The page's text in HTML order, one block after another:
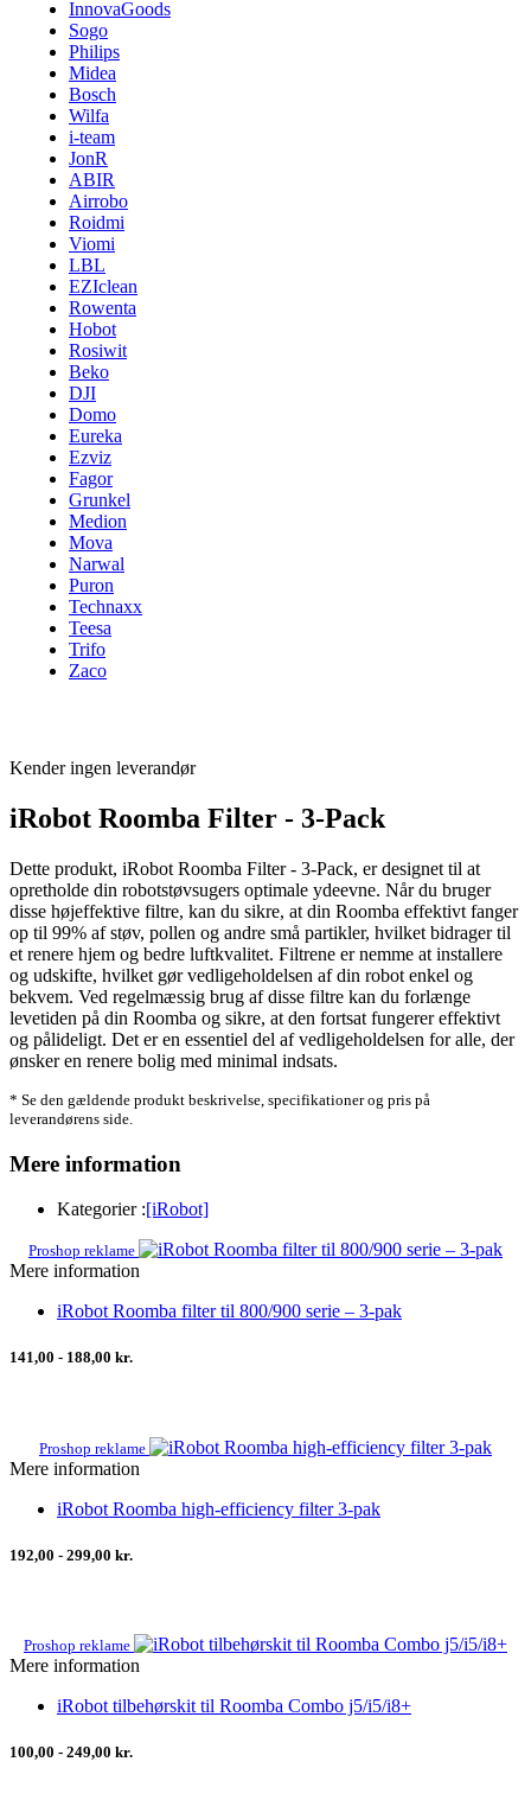
InnovaGoods
Sogo
Philips
Midea
Bosch
Wilfa
i-team
JonR
ABIR
Airrobo
Roidmi
Viomi
LBL
EZIclean
Rowenta
Hobot
Rosiwit
Beko
DJI
Domo
Eureka
Ezviz
Fagor
Grunkel
Medion
Mova
Narwal
Puron
Technaxx
Teesa
Trifo
Zaco
Kender ingen leverandør
iRobot Roomba Filter - 3-Pack
Dette produkt, iRobot Roomba Filter - 3-Pack, er designet til at
opretholde din robotstøvsugers optimale ydeevne. Når du bruger
disse højeffektive filtre, kan du sikre, at din Roomba effektivt fanger
op til 99% af støv, pollen og andre små partikler, hvilket bidrager til
et renere hjem og bedre luftkvalitet. Filtrene er nemme at installere
og udskifte, hvilket gør vedligeholdelsen af din robot enkel og
bekvem. Ved regelmæssig brug af disse filtre kan du forlænge
levetiden på din Roomba og sikre, at den fortsat fungerer effektivt
og pålideligt. Det er en essentiel del af vedligeholdelsen for alle, der
ønsker en renere bolig med minimal indsats.
* Se den gældende produkt beskrivelse, specifikationer og pris på
leverandørens side.
Mere information
Kategorier :[iRobot]
Proshop reklame
Mere information
iRobot Roomba filter til 800/900 serie – 3-pak
141,00 - 188,00 kr.
Proshop reklame
Mere information
iRobot Roomba high-efficiency filter 3-pak
192,00 - 299,00 kr.
Proshop reklame
Mere information
iRobot tilbehørskit til Roomba Combo j5/i5/i8+
100,00 - 249,00 kr.